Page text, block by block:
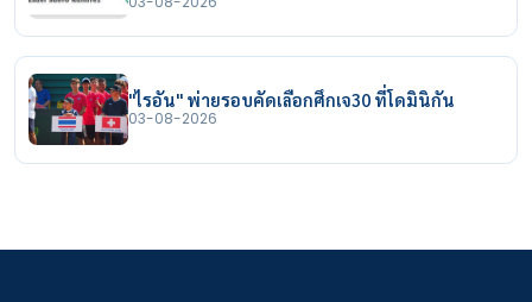
"ไรอัน" พ่ายรอบคัดเลือกศึกเจ30 ที่โดมินิกัน
03-08-2026